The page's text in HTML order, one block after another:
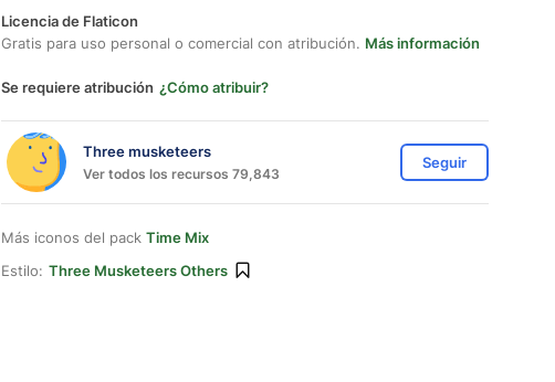
Licencia de Flaticon
Gratis para uso personal o comercial con atribución. Más información
Se requiere atribución ¿Cómo atribuir?
Three musketeers
Ver todos los recursos 79,843
Seguir
Más iconos del pack Time Mix
Estilo: Three Musketeers Others